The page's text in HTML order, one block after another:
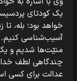
یک کودتای
خواهد بود؛ بله، تا
آسیب‌شناسی کنیم.
منیّت‌ها شدیم و
چندگاهی لطف خدا
عدالت برای کسی